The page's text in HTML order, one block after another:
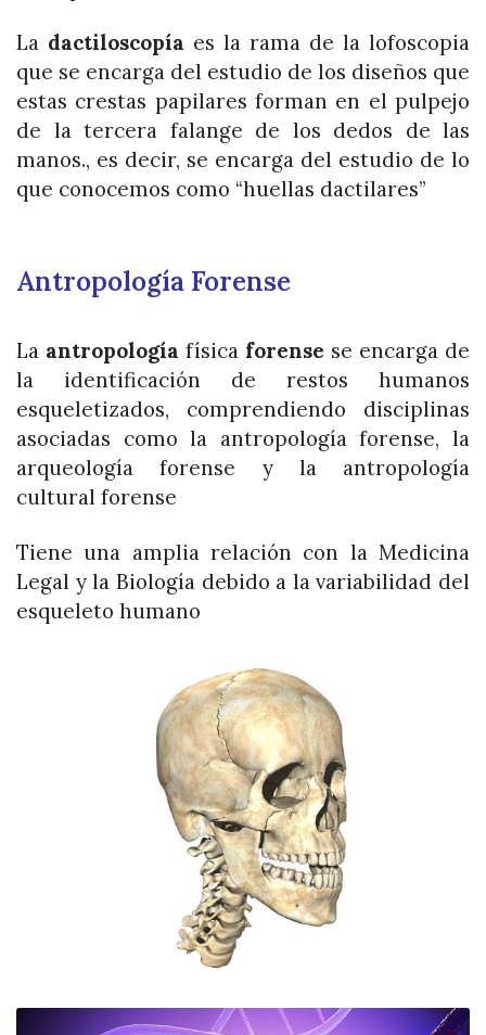
La dactiloscopía es la rama de la lofoscopia
que se encarga del estudio de los diseños que
estas crestas papilares forman en el pulpejo
de la tercera falange de los dedos de las
manos., es decir, se encarga del estudio de lo
que conocemos como “huellas dactilares”
Antropología Forense
La antropología física forense se encarga de
la identificación de restos humanos
esqueletizados, comprendiendo disciplinas
asociadas como la antropología forense, la
arqueología forense y la antropología
cultural forense
Tiene una amplia relación con la Medicina
Legal y la Biología debido a la variabilidad del
esqueleto humano